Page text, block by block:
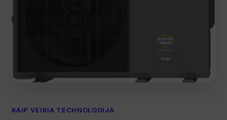
KAIP VEIKIA TECHNOLOGIJA